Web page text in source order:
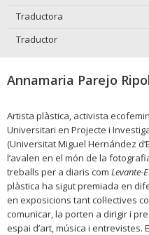
Traductora
Traductor
Annamaria Parejo
Artista plàstica, activista
Universitari en Projecte i
(Universitat Miguel Hernández
l’avalen en el món de la
treballs per a diaris com Levante-
plàstica ha sigut premiada en
en exposicions tant col·lectives
comunicar, la porten a dirigir i
espai d’art, música i entrevistes.